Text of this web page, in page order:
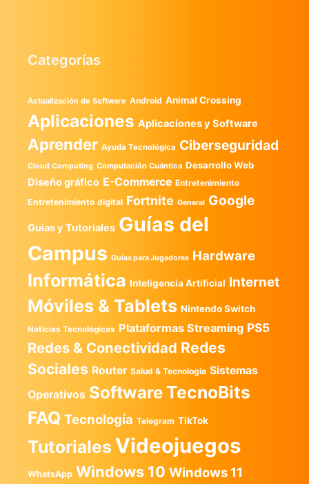
Categorías
Actualización de Software Android Animal Crossing
Aplicaciones Aplicaciones y Software
Aprender Ayuda Tecnológica Ciberseguridad
Cloud Computing Computación Cuántica Desarrollo Web
Diseño gráfico E-Commerce Entretenimiento
Entretenimiento digital Fortnite General Google
Guias y Tutoriales Guías del
Campus Guías para Jugadores Hardware
Informática Inteligencia Artificial Internet
Móviles & Tablets Nintendo Switch
Noticias Tecnológicas Plataformas Streaming PS5
Redes & Conectividad Redes
Sociales Router Salud & Tecnología Sistemas
Operativos SoftwareTecnoBits
FAQ Tecnología Telegram TikTok
Tutoriales Videojuegos
WhatsApp Windows 10 Windows 11